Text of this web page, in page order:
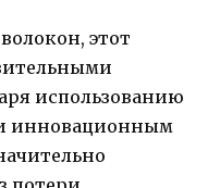
этот
использованию
инновационным